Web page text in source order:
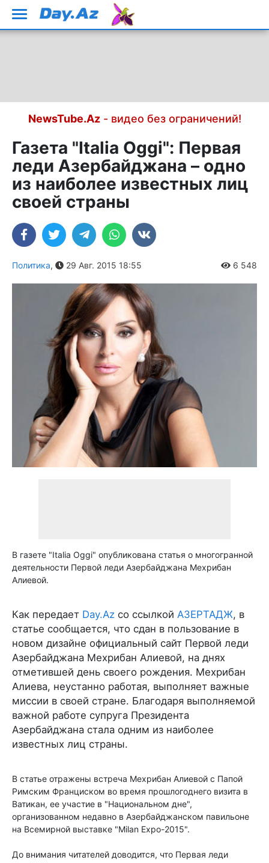
NewsTube.Az- видео без ограничений!
Газета "Italia Oggi": Первая
леди Азербайджана – одно
из наиболее известных лиц
своей страны
Политика, 29 Авг. 2015 18:55 6 548
В газете "Italia Oggi" опубликована статья о многогранной
деятельности Первой леди Азербайджана Мехрибан
Алиевой.
Как передает Day.Az со ссылкой АЗЕРТАДЖ, в
статье сообщается, что сдан в пользование в
новом дизайне официальный сайт Первой леди
Азербайджана Мехрибан Алиевой, на днях
отметившей день своего рождения. Мехрибан
Алиева, неустанно работая, выполняет важные
миссии в своей стране. Благодаря выполняемой
важной работе супруга Президента
Азербайджана стала одним из наиболее
известных лиц страны.
В статье отражены встреча Мехрибан Алиевой с Папой
Римским Франциском во время прошлогоднего визита в
Ватикан, ее участие в "Национальном дне",
организованном недавно в Азербайджанском павильоне
на Всемирной выставке "Milan Expo-2015".
До внимания читателей доводится, что Первая леди